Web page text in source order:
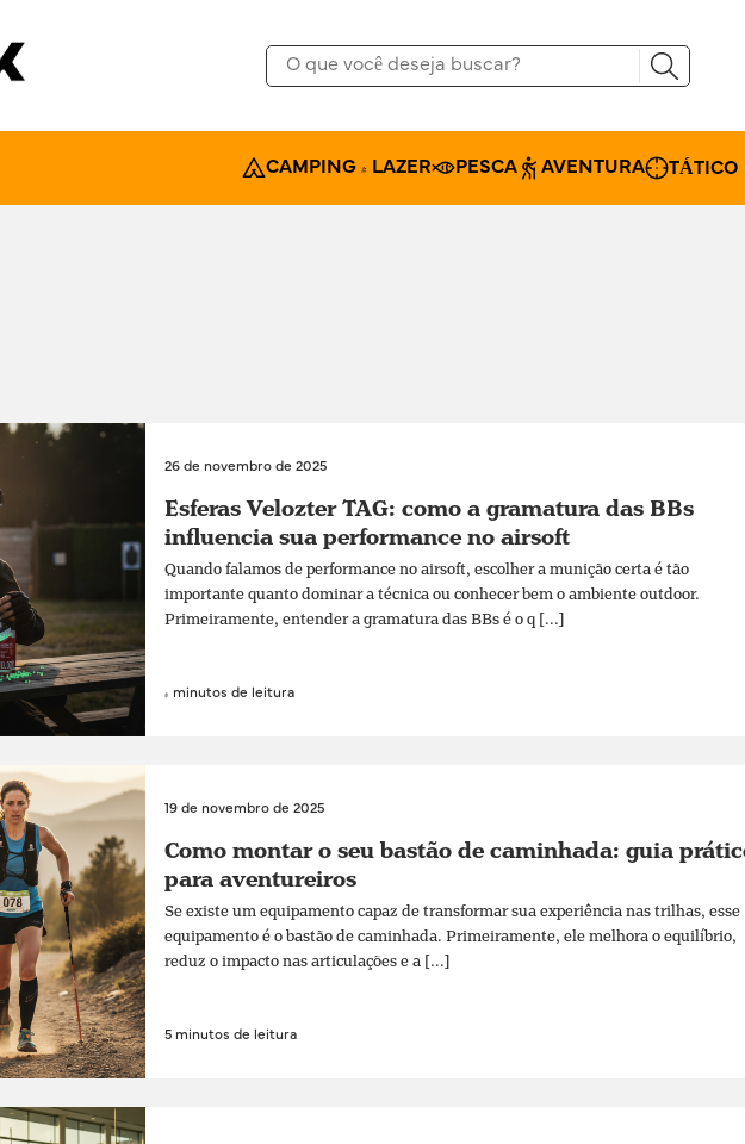
CAMPING & LAZER PESCA AVENTURA TÁTICO
26 de novembro de 2025
Esferas Velozter TAG: como a gramatura das BBs
influencia sua performance no airsoft
Quando falamos de performance no airsoft, escolher a munição certa é tão
importante quanto dominar a técnica ou conhecer bem o ambiente outdoor.
Primeiramente, entender a gramatura das BBs é o q [...]
4 minutos de leitura
19 de novembro de 2025
Como montar o seu bastão de caminhada: guia
para aventureiros
Se existe um equipamento capaz de transformar sua experiência nas trilhas, esse
equipamento é o bastão de caminhada. Primeiramente, ele melhora o equilíbrio,
reduz o impacto nas articulações e a [...]
5 minutos de leitura